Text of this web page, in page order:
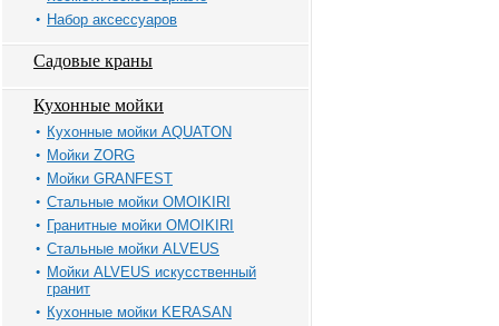
Набор аксессуаров
Садовые краны
Кухонные мойки
Кухонные мойки AQUATON
Мойки ZORG
Мойки GRANFEST
Стальные мойки OMOIKIRI
Гранитные мойки OMOIKIRI
Стальные мойки ALVEUS
Мойки ALVEUS искусственный
гранит
Кухонные мойки KERASAN